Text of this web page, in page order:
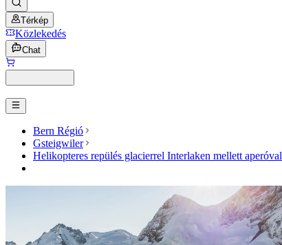
Térkép
Közlekedés
Chat
Bern Régió
Gsteigwiler
Helikopteres repülés glacierrel Interlaken mellett aperóval